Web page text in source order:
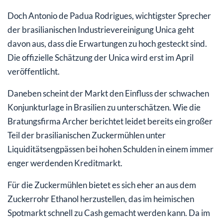
Doch Antonio de Padua Rodrigues, wichtigster Sprecher
der brasilianischen Industrievereinigung Unica geht
davon aus, dass die Erwartungen zu hoch gesteckt sind.
Die offizielle Schätzung der Unica wird erst im April
veröffentlicht.
Daneben scheint der Markt den Einfluss der schwachen
Konjunkturlage in Brasilien zu unterschätzen. Wie die
Bratungsfirma Archer berichtet leidet bereits ein großer
Teil der brasilianischen Zuckermühlen unter
Liquiditätsengpässen bei hohen Schulden in einem immer
enger werdenden Kreditmarkt.
Für die Zuckermühlen bietet es sich eher an aus dem
Zuckerrohr Ethanol herzustellen, das im heimischen
Spotmarkt schnell zu Cash gemacht werden kann. Da im